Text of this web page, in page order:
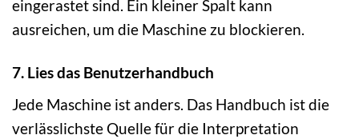
eingerastet sind. Ein kleiner Spalt kann
ausreichen, um die Maschine zu blockieren.
7. Lies das Benutzerhandbuch
Jede Maschine ist anders. Das Handbuch ist die
verlässlichste Quelle für die Interpretation